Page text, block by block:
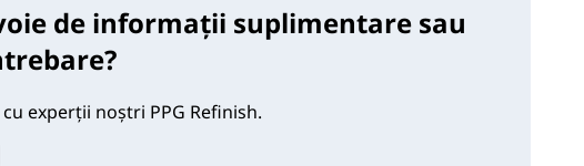
de informații suplimentare sau
experții noștri PPG Refinish.